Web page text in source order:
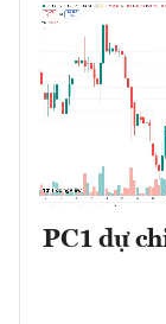
PC1 dự